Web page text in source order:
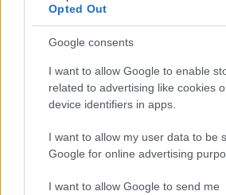
Opted Out
Google consents
I want to allow Google to enable
related to advertising like cookies
device identifiers in apps.
I want to allow my user data to be
Google for online advertising
I want to allow Google to send me
Idõvel nagyon jó csatár lesz, de
fázisban van a srác. Egyébként nem
szokatlanul rosszul nyúlt bele a
hogy mi történt vele idén. Egyszerûen
váratlan húzások tõle amiket
csapatra.